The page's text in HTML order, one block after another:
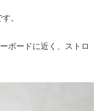
。
ボードに近く、ストロ